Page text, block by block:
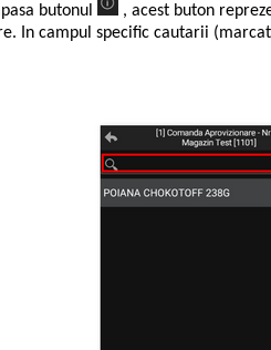
butonul
, acest buton
In campul specific cautarii